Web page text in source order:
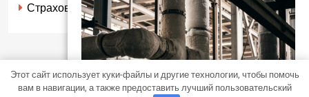
Страхование имущества
LocalNews - современная тема WordPress. Все права защищены
Этот сайт использует куки-файлы и другие технологии, чтобы помочь
вам в навигации, а также предоставить лучший пользовательский